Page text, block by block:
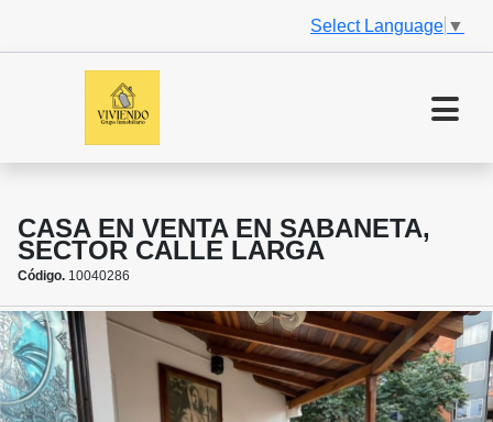
Select Language ▼
CASA EN VENTA EN SABANETA,
SECTOR CALLE LARGA
Código. 10040286